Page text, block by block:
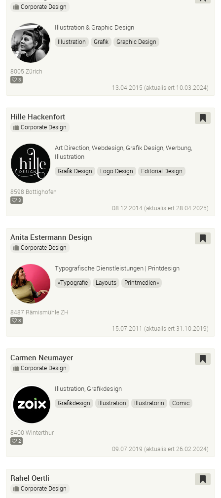
Corporate Design
Illustration & Graphic Design
Illustration Grafik
Graphic Design
8005 Zürich
3
13.04.2015 (aktualisiert 10.03.2024)
Hille Hackenfort
Corporate Design
Art Direction, Webdesign, Grafik Design, Werbung,
Illustration
Grafik Design Logo Design
Editorial Design
8598 Bottighofen
3
08.12.2014 (aktualisiert28.04.2025)
Anita Estermann Design
Corporate Design
Typografische Dienstleistungen | Printdesign
«Typografie Layouts
Printmedien»
8487 Rämismühle ZH
3
15.07.2011 (aktualisiert 31.10.2019)
Carmen Neumayer
Corporate Design
Illustration, Grafikdesign
Grafikdesign Illustration Illustratorin
Comic
8400 Winterthur
2
09.07.2019 (aktualisiert26.02.2024)
Rahel Oertli
Corporate Design